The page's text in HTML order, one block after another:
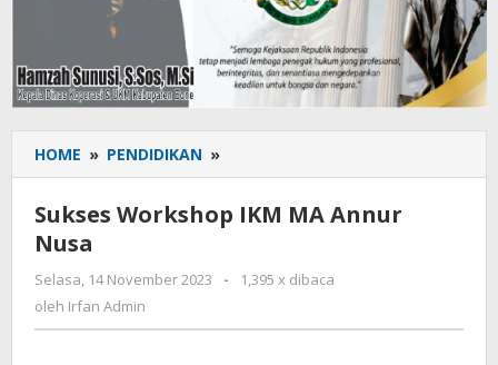
HOME » PENDIDIKAN »
Workshop
MA
Nusa
Sukses Workshop IKM MA Annur
Nusa
Selasa, 14 November 2023
oleh
-
1,395 x dibaca
oleh Irfan Admin